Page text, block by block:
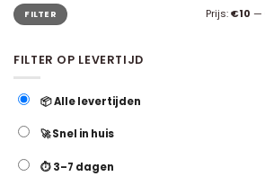
Min.
prijs
Max.
prijsFILTER Prijs:€10 —
FILTER OP LEVERTIJD
📦 Alle levertijden
🚀 Snel in huis
⏱️ 3–7 dagen